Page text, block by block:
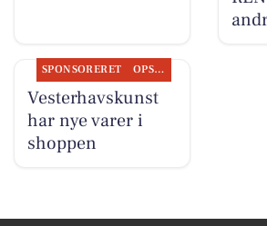
SPONSORERET OPSLAGSTAVLEN
Vesterhavskunst
har nye varer i
shoppen